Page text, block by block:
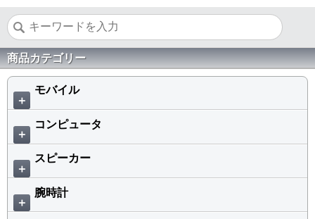
商品カテゴリー
＋
モバイル
＋
コンピュータ
＋
スピーカー
＋
腕時計